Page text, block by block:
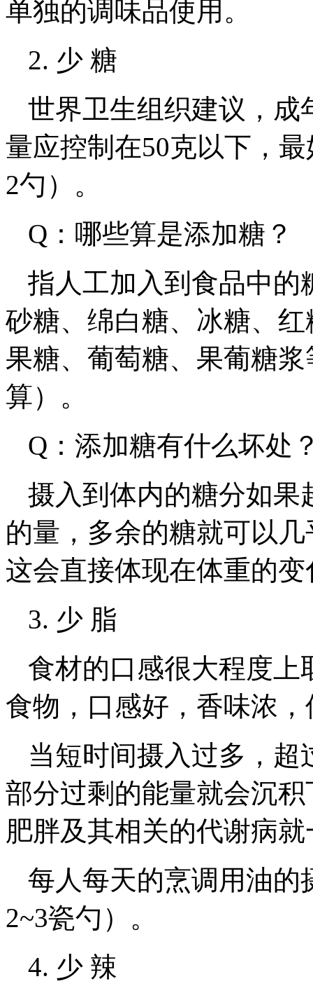
单独的调味品使用。
2. 少 糖
世界卫生组织建议，成
量应控制在50克以下，
2勺）。
Q：哪些算是添加糖？
指人工加入到食品中的
砂糖、绵白糖、冰糖、
果糖、葡萄糖、果葡糖
算）。
Q：添加糖有什么坏处
摄入到体内的糖分如果
的量，多余的糖就可以
这会直接体现在体重的变
3. 少 脂
食材的口感很大程度上
食物，口感好，香味浓
当短时间摄入过多，
部分过剩的能量就会沉
肥胖及其相关的代谢病
每人每天的烹调用油的
2~3瓷勺）。
4. 少 辣